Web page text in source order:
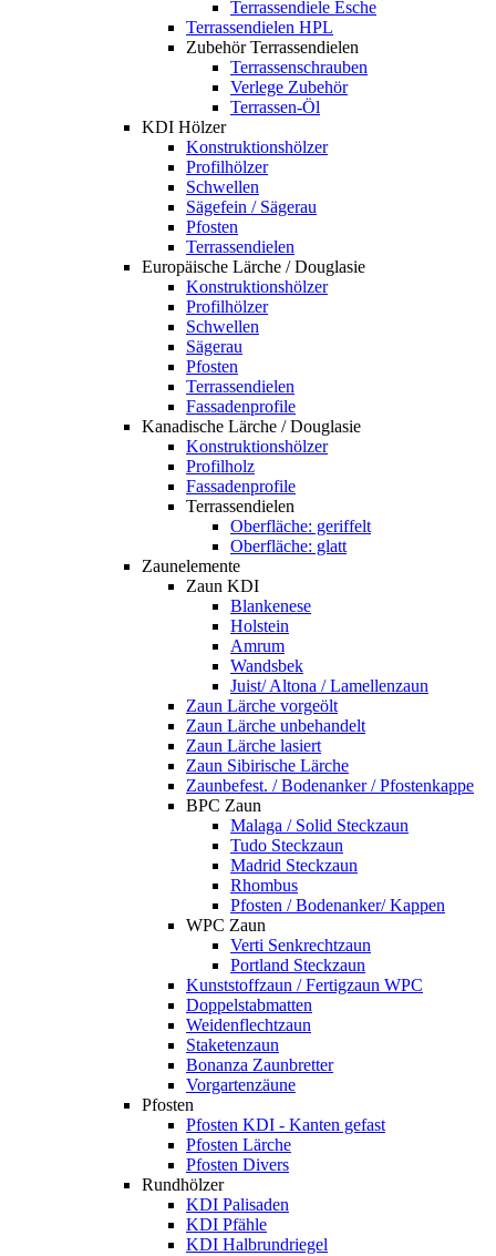
Terrassendiele Esche
Terrassendielen HPL
Zubehör Terrassendielen
Terrassenschrauben
Verlege Zubehör
Terrassen-Öl
KDI Hölzer
Konstruktionshölzer
Profilhölzer
Schwellen
Sägefein / Sägerau
Pfosten
Terrassendielen
Europäische Lärche / Douglasie
Konstruktionshölzer
Profilhölzer
Schwellen
Sägerau
Pfosten
Terrassendielen
Fassadenprofile
Kanadische Lärche / Douglasie
Konstruktionshölzer
Profilholz
Fassadenprofile
Terrassendielen
Oberfläche: geriffelt
Oberfläche: glatt
Zaunelemente
Zaun KDI
Blankenese
Holstein
Amrum
Wandsbek
Juist/ Altona / Lamellenzaun
Zaun Lärche vorgeölt
Zaun Lärche unbehandelt
Zaun Lärche lasiert
Zaun Sibirische Lärche
Zaunbefest. / Bodenanker / Pfostenkappe
BPC Zaun
Malaga / Solid Steckzaun
Tudo Steckzaun
Madrid Steckzaun
Rhombus
Pfosten / Bodenanker/ Kappen
WPC Zaun
Verti Senkrechtzaun
Portland Steckzaun
Kunststoffzaun / Fertigzaun WPC
Doppelstabmatten
Weidenflechtzaun
Staketenzaun
Bonanza Zaunbretter
Vorgartenzäune
Pfosten
Pfosten KDI - Kanten gefast
Pfosten Lärche
Pfosten Divers
Rundhölzer
KDI Palisaden
KDI Pfähle
KDI Halbrundriegel